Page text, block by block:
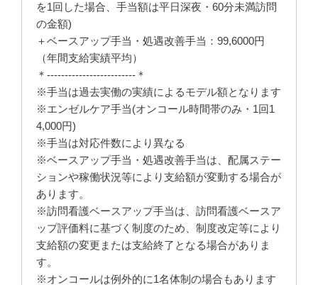
を1回した場合、手当額は平日深夜・60分未満訪問
の金額)
＋ベースアップ手当・処遇改善手当：99,6000円
（年間支給実績平均）
＊-------------------------＊
※手当は過去実働の実績によるモデル額となります
※エンゼルケア手当(オンコール時間帯のみ・1回1
4,000円)
※手当は対応件数により異なる
※ベースアップ手当・処遇改善手当は、配属ステー
ションや稼働状況等により支給額が変動する場合が
あります。
※訪問看護ベースアップ手当は、訪問看護ベースア
ップ評価料に基づく制度のため、制度改定等により
支給額の変更または支給終了となる場合がありま
す。
※オンコールは例外的に1名体制の場合もあります